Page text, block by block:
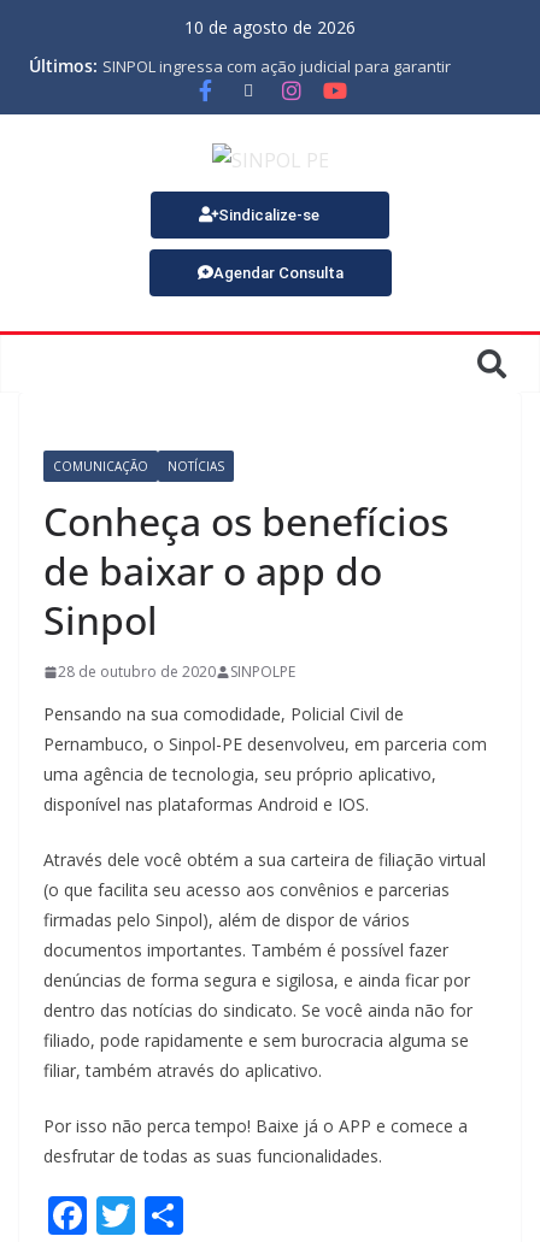
10 de agosto de 2026
Últimos: SINPOL ingressa com ação judicial para garantir
pagamento do PJES atrasado
ASSEMBLEIA GERAL ORDINÁRIA
MINUTA DA LEI ORGÂNICA
Nota de Pesar sobre o falecimento de Gonçalo, um dos
fundadores do SINPOL
SINPOL e CAMPOL promovem 2º Curso de Tiro Policial,
no dia 9 de outubro
Sindicalize-se
Agendar Consulta
COMUNICAÇÃO NOTÍCIAS
Conheça os benefícios
de baixar o app do
Sinpol
28 de outubro de 2020 SINPOLPE
Pensando na sua comodidade, Policial Civil de
Pernambuco, o Sinpol-PE desenvolveu, em parceria com
uma agência de tecnologia, seu próprio aplicativo,
disponível nas plataformas Android e IOS.
Através dele você obtém a sua carteira de filiação virtual
(o que facilita seu acesso aos convênios e parcerias
firmadas pelo Sinpol), além de dispor de vários
documentos importantes. Também é possível fazer
denúncias de forma segura e sigilosa, e ainda ficar por
dentro das notícias do sindicato. Se você ainda não for
filiado, pode rapidamente e sem burocracia alguma se
filiar, também através do aplicativo.
Por isso não perca tempo! Baixe já o APP e comece a
desfrutar de todas as suas funcionalidades.
F T